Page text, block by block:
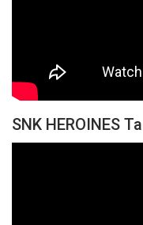
SNK HEROINES